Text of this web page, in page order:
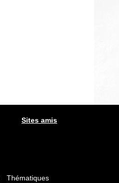
Sites amis
Thématiques